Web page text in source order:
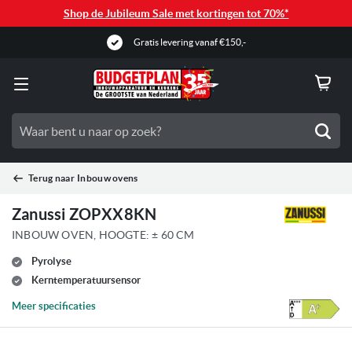
Shop de Jubileum Sale met kortingen tot 70%*
Gratis levering vanaf €150,-
Terug naar Inbouw ovens
Zanussi ZOPXX8KN
INBOUW OVEN, HOOGTE: ± 60 CM
Pyrolyse
Kerntemperatuursensor
Meer specificaties